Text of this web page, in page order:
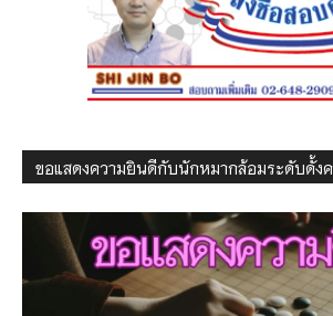
ขอแสดงความยินดีกับนักหมากล้อมระดับดั้ง